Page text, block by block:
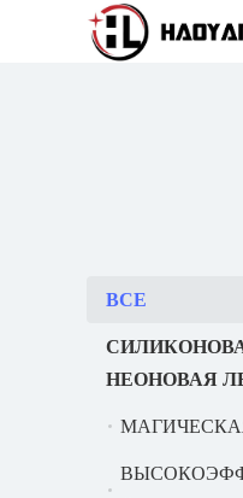
ВСЕ
НЕОНОВАЯ